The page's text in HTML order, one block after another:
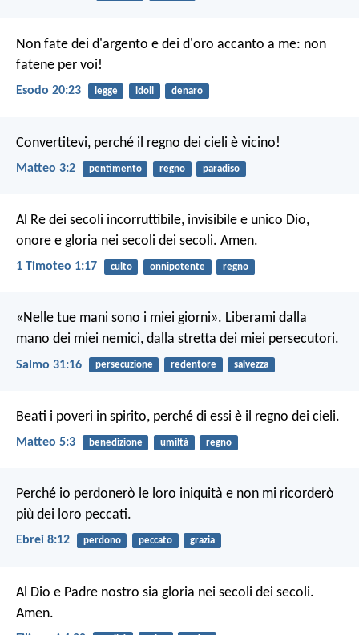
Non fate dei d'argento e dei d'oro accanto a me: non
fatene per voi!
Esodo 20:23 legge idoli denaro
Convertitevi, perché il regno dei cieli è vicino!
Matteo 3:2 pentimento regno paradiso
Al Re dei secoli incorruttibile, invisibile e unico Dio,
onore e gloria nei secoli dei secoli. Amen.
1 Timoteo 1:17 culto onnipotente regno
«Nelle tue mani sono i miei giorni». Liberami dalla
mano dei miei nemici, dalla stretta dei miei persecutori.
Salmo 31:16 persecuzione redentore salvezza
Beati i poveri in spirito, perché di essi è il regno dei cieli.
Matteo 5:3 benedizione umiltà regno
Perché io perdonerò le loro iniquità e non mi ricorderò
più dei loro peccati.
Ebrei 8:12 perdono peccato grazia
Al Dio e Padre nostro sia gloria nei secoli dei secoli.
Amen.